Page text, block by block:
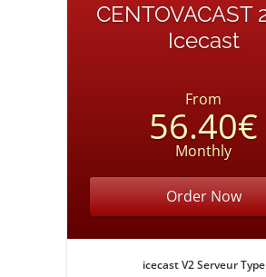
CENTOVACAST
Icecast
From
56.40€
Monthly
Order Now
icecast V2 Serveur Type